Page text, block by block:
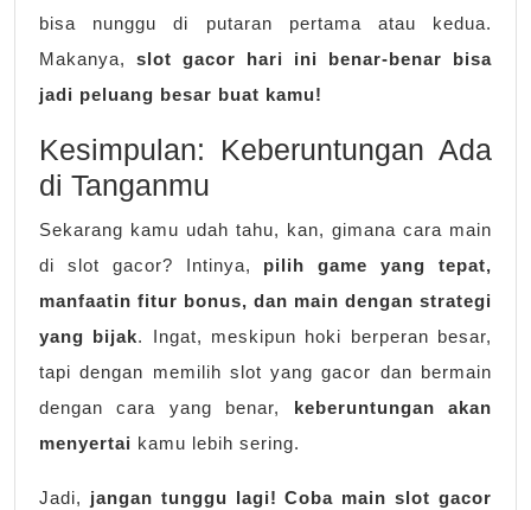
bisa nunggu di putaran pertama atau kedua.
Makanya, slot gacor hari ini benar-benar bisa
jadi peluang besar buat kamu!
Kesimpulan: Keberuntungan Ada
di Tanganmu
Sekarang kamu udah tahu, kan, gimana cara main
di slot gacor? Intinya, pilih game yang tepat,
manfaatin fitur bonus, dan main dengan strategi
yang bijak. Ingat, meskipun hoki berperan besar,
tapi dengan memilih slot yang gacor dan bermain
dengan cara yang benar, keberuntungan akan
menyertai kamu lebih sering.
Jadi, jangan tunggu lagi! Coba main slot gacor